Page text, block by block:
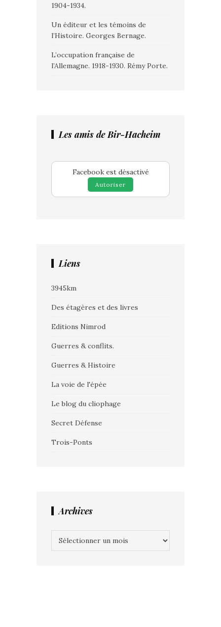
1904-1934.
Un éditeur et les témoins de
l’Histoire. Georges Bernage.
L’occupation française de
l’Allemagne. 1918-1930. Rémy Porte.
Les amis de Bir-Hacheim
Facebook est désactivé
Autoriser
Liens
3945km
Des étagères et des livres
Editions Nimrod
Guerres & conflits.
Guerres & Histoire
La voie de l'épée
Le blog du cliophage
Secret Défense
Trois-Ponts
Archives